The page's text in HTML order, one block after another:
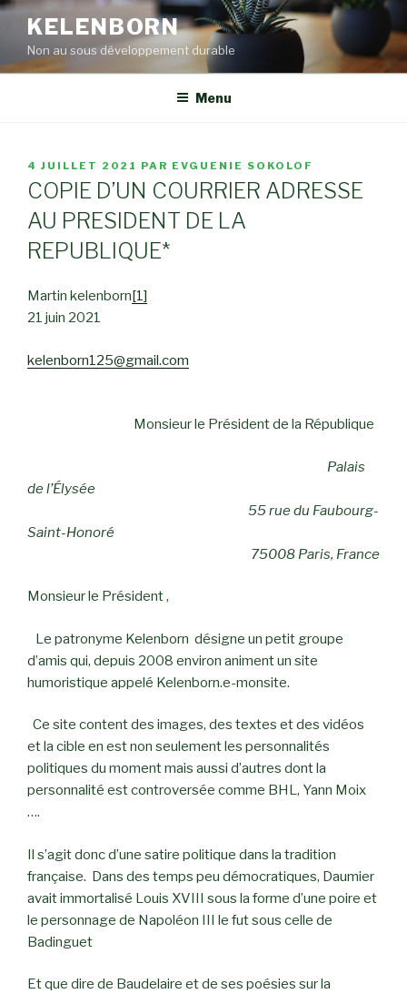
Aller
contenu
principal
KELENBORN
Non au sous développement durable
Menu
PUBLIÉ
LE
4 JUILLET 2021 PAR EVGUENIE SOKOLOF
COPIE D’UN COURRIER ADRESSE
AU PRESIDENT DE LA
REPUBLIQUE*
Martin kelenborn[1]
21 juin 2021
kelenborn125@gmail.com
Monsieur le Président de la République
Palais
de l’Élysée
55 rue du Faubourg-
Saint-Honoré
75008 Paris, France
Monsieur le Président ,
Le patronyme Kelenborn désigne un petit groupe
d’amis qui, depuis 2008 environ animent un site
humoristique appelé Kelenborn.e-monsite.
Ce site content des images, des textes et des vidéos
et la cible en est non seulement les personnalités
politiques du moment mais aussi d’autres dont la
personnalité est controversée comme BHL, Yann Moix
….
Il s’agit donc d’une satire politique dans la tradition
française. Dans des temps peu démocratiques, Daumier
avait immortalisé Louis XVIII sous la forme d’une poire et
le personnage de Napoléon III le fut sous celle de
Badinguet
Et que dire de Baudelaire et de ses poésies sur la